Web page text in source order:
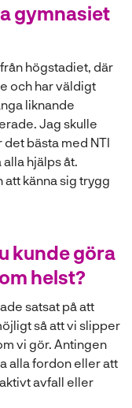
gymnasiet
högstadiet, där
och har väldigt
liknande
Jag skulle
bästa med NTI
hjälps åt.
att känna sig trygg
kunde göra
helst?
satsat på att
så att vi slipper
vi gör. Antingen
alla fordon eller att
avfall eller